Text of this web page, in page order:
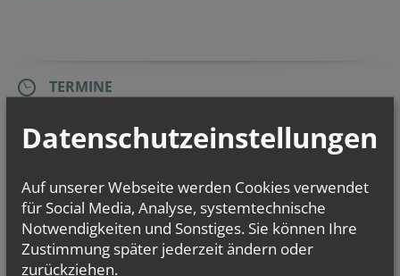
TERMINE
Gemeinsame PGR Sitzung mit St. Josef zu...
Offene Tankstelle für die Seele
Di.., 03. November 2026 17:00
Offene Tankstelle für die Seele
Datenschutzeinstellungen
Auf unserer Webseite werden Cookies verwendet
für Social Media, Analyse, systemtechnische
Notwendigkeiten und Sonstiges. Sie können Ihre
Zustimmung später jederzeit ändern oder
zurückziehen.